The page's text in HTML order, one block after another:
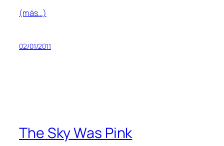
(más…)
02/01/2011
The Sky Was Pink